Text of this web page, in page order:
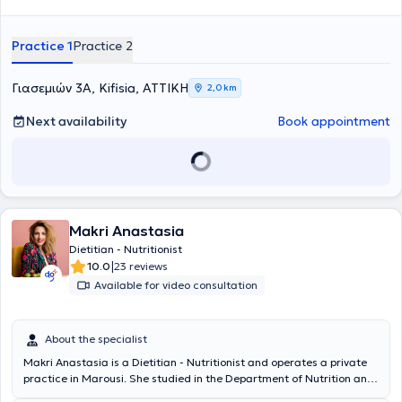
Practice 1Practice 2
Γιασεμιών 3Α, Kifisia, ΑΤΤΙΚΗ 2,0 km
Next availability Book appointment
Makri Anastasia
Dietitian - Nutritionist
10.0|23 reviews
Available for video consultation
About the specialist
Makri Anastasia is a Dietitian - Nutritionist and operates a private
practice in Marousi. She studied in the Department of Nutrition and